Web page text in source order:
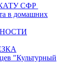
СФР
в домашних
"Культурный